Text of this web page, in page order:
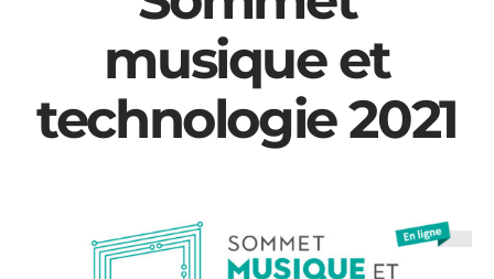
musique et
technologie 2021